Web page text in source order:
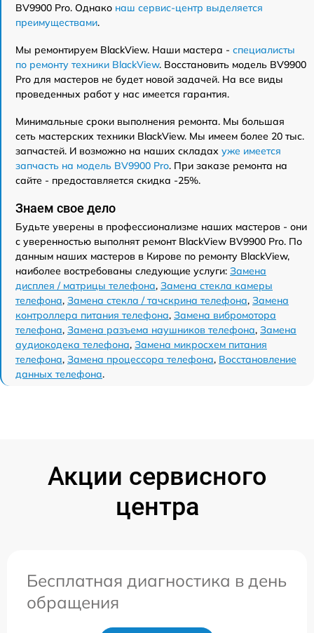
BV9900 Pro. Однако наш сервис-центр выделяется
преимуществами.
Мы ремонтируем BlackView. Наши мастера - специалисты
по ремонту техники BlackView. Восстановить модель BV9900
Pro для мастеров не будет новой задачей. На все виды
проведенных работ у нас имеется гарантия.
Минимальные сроки выполнения ремонта. Мы большая
сеть мастерских техники BlackView. Мы имеем более 20 тыс.
запчастей. И возможно на наших складах уже имеется
запчасть на модель BV9900 Pro. При заказе ремонта на
сайте - предоставляется скидка -25%.
Знаем свое дело
Будьте уверены в профессионализме наших мастеров - они
с уверенностью выполнят ремонт BlackView BV9900 Pro. По
данным наших мастеров в Кирове по ремонту BlackView,
наиболее востребованы следующие услуги: Замена
дисплея / матрицы телефона, Замена стекла камеры
телефона, Замена стекла / тачскрина телефона, Замена
контроллера питания телефона, Замена вибромотора
телефона, Замена разъема наушников телефона, Замена
аудиокодека телефона, Замена микросхем питания
телефона, Замена процессора телефона, Восстановление
данных телефона.
Акции сервисного
центра
Бесплатная диагностика в день
обращения